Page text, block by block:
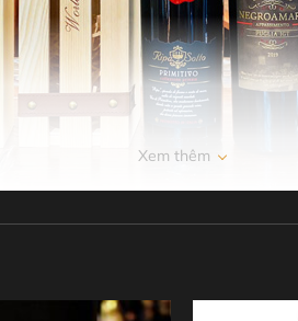
Xem thêm